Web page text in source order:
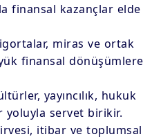
finansal kazançlar elde
miras ve ortak
finansal dönüşümlere
yayıncılık, hukuk
yoluyla servet birikir.
itibar ve toplumsal